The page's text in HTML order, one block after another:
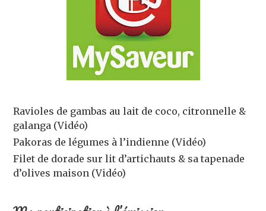
Ravioles de gambas au lait de coco, citronnelle &
galanga (Vidéo)
Pakoras de légumes à l’indienne (Vidéo)
Filet de dorade sur lit d’artichauts & sa tapenade
d’olives maison (Vidéo)